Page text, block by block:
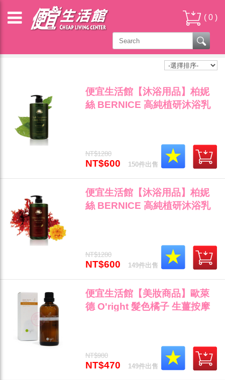
( 0 )
沐浴乳&身體乳 SHOWER GEL & BODY LOTION
便宜生活館【沐浴用品】柏妮
絲 BERNICE 高純植研沐浴乳
NT$1280
NT$600 150件出售
便宜生活館【沐浴用品】柏妮
絲 BERNICE 高純植研沐浴乳
NT$1280
NT$600 149件出售
便宜生活館【美妝商品】歐萊
德 O'right 髮色橘子 生薑按摩
NT$980
NT$470 149件出售